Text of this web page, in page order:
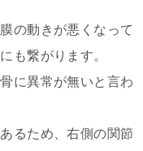
の動きが悪くなって
も繋がります。
に異常が無いと言わ
るため、右側の関節